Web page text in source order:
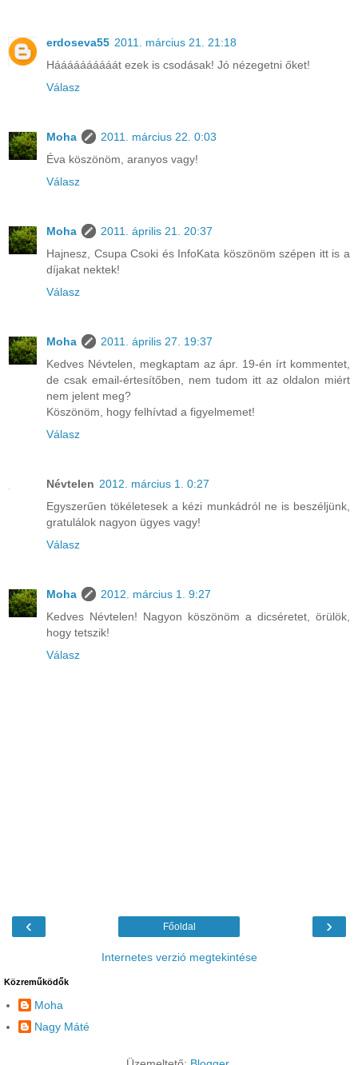
erdoseva55 2011. március 21. 21:18
Háááááááááát ezek is csodásak! Jó nézegetni őket!
Válasz
Moha
2011. március 22. 0:03
Éva köszönöm, aranyos vagy!
Válasz
Moha
2011. április 21. 20:37
Hajnesz, Csupa Csoki és InfoKata köszönöm szépen itt is a
díjakat nektek!
Válasz
Moha
2011. április 27. 19:37
Kedves Névtelen, megkaptam az ápr. 19-én írt kommentet,
de csak email-értesítőben, nem tudom itt az oldalon miért
nem jelent meg?
Köszönöm, hogy felhívtad a figyelmemet!
Válasz
Névtelen 2012. március 1. 0:27
Egyszerűen tökéletesek a kézi munkádról ne is beszéljünk,
gratulálok nagyon ügyes vagy!
Válasz
Moha
2012. március 1. 9:27
Kedves Névtelen! Nagyon köszönöm a dicséretet, örülök,
hogy tetszik!
Válasz
‹ ›
Főoldal
Internetes verzió megtekintése
Közreműködők
Moha
Nagy Máté